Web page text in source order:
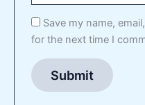
Save my name,
for the next time I